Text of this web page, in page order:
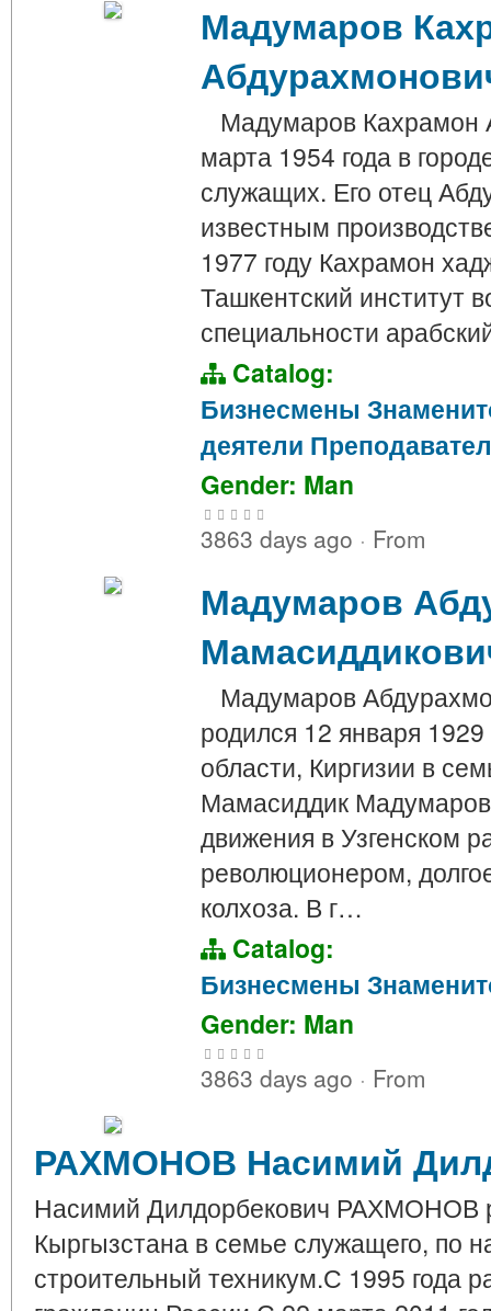
Мадумаров
Мадумаров Кахрамон
марта 1954 года в
служащих. Его отец
известным
1977 году Кахрамон
Ташкентский институт
специальности
Catalog:
Бизнесмены
деятели
Gender: Man
3863 days ago · From
Мадумаров
Мадумаров
родился 12 января
области, Киргизии в
Мамасиддик
движения в Узгенском
революционером,
колхоза. В г…
Catalog:
Бизнесмены
Gender: Man
3863 days ago · From
РАХМОНОВ Насимий
Насимий Дилдорбекович РАХМОНОВ
Кыргызстана в семье служащего, по
строительный техникум.С 1995 года